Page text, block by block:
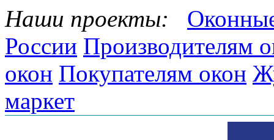
Наши проекты:
России Производителям
окон Покупателям окон
маркет